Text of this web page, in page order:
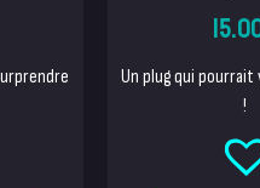
Un plug qui pourrait
!